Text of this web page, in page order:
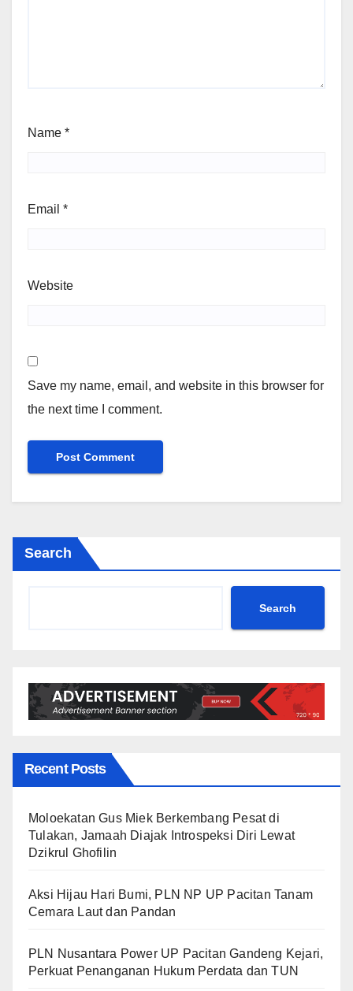
Name *
Email *
Website
Save my name, email, and website in this browser for
the next time I comment.
Search
Search
Recent Posts
Moloekatan Gus Miek Berkembang Pesat di
Tulakan, Jamaah Diajak Introspeksi Diri Lewat
Dzikrul Ghofilin
Aksi Hijau Hari Bumi, PLN NP UP Pacitan Tanam
Cemara Laut dan Pandan
PLN Nusantara Power UP Pacitan Gandeng Kejari,
Perkuat Penanganan Hukum Perdata dan TUN